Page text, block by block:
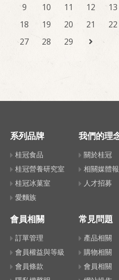
9
10 11 12 13
18
19 20 21 22
27
28 29
系列品牌
桂冠食品
桂冠營養研究室
桂冠冰菓室
愛麵族
我們的理
關於桂冠
相關媒體
人才招募
會員相關
訂單管理
會員權益與等級
會員條款
常見問題
產品相關
購物相關
會員相關